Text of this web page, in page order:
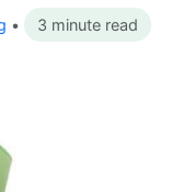
• 3 minute read